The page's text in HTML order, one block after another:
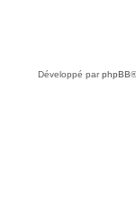
Développé parphpBB